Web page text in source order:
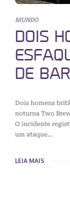
MUNDO
DOIS
DE
Dois homens
noturna Two
O incidente
um ataque…
LEIA MAIS